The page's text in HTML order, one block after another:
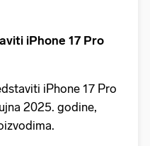
iPhone 17 Pro
iPhone 17 Pro
2025. godine,